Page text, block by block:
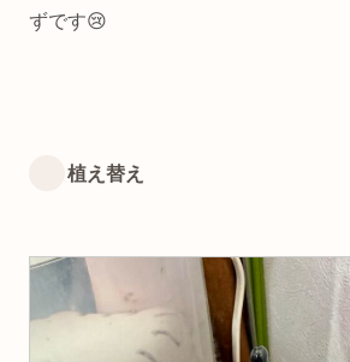
ずです😢
植え替え